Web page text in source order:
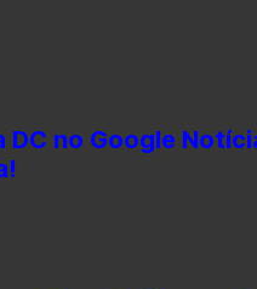
DC no Google